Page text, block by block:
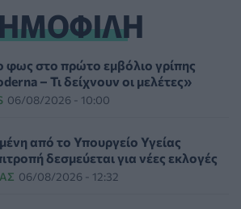
η νέα ταινία του Spider-Man
το πένθος
2026 - 18:11
βιοασφάλειας από το ΥΠΑΑΤ
2026 - 17:42
φως στο πρώτο εμβόλιο γρίπης
– Τι δείχνουν οι μελέτες»
06/08/2026 - 10:00
από το Υπουργείο Υγείας
δεσμεύεται για νέες εκλογές
06/08/2026 - 12:32